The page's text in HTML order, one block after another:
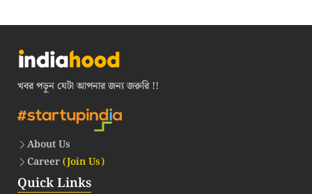
খবর পড়ুন যেটা আপনার জন্য জরুরি !!
About Us
Career(Join Us)
Quick Links